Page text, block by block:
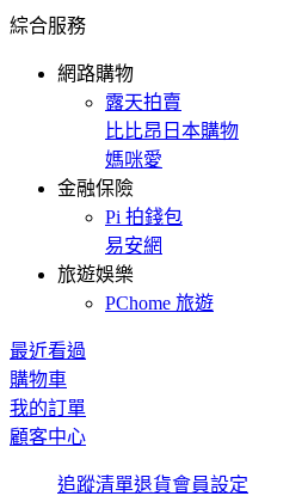
綜合服務
網路購物
露天拍賣
比比昂日本購物
媽咪愛
金融保險
Pi 拍錢包
易安網
旅遊娛樂
PChome 旅遊
最近看過
購物車
我的訂單
顧客中心
追蹤清單退貨會員設定